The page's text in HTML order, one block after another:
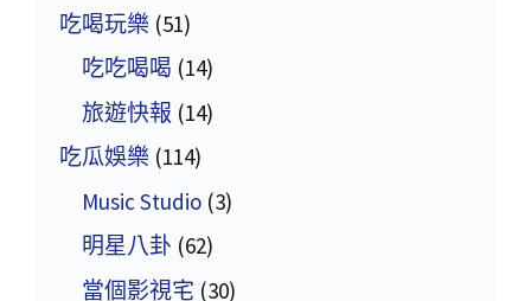
吃喝玩樂 (51)
吃吃喝喝 (14)
旅遊快報 (14)
吃瓜娛樂 (114)
Music Studio (3)
明星八卦 (62)
當個影視宅 (30)